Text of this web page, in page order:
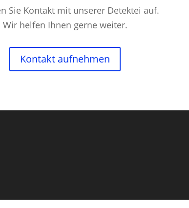
Sie Kontakt mit unserer Detektei auf.
Wir helfen Ihnen gerne weiter.
Kontakt aufnehmen